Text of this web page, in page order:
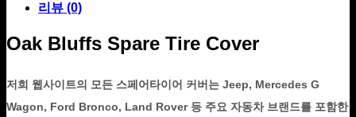
리뷰 (0)
Oak Bluffs Spare Tire Cover
저희 웹사이트의 모든 스페어타이어 커버는 Jeep, Mercedes G
Wagon, Ford Bronco, Land Rover 등 주요 자동차 브랜드를 포함한